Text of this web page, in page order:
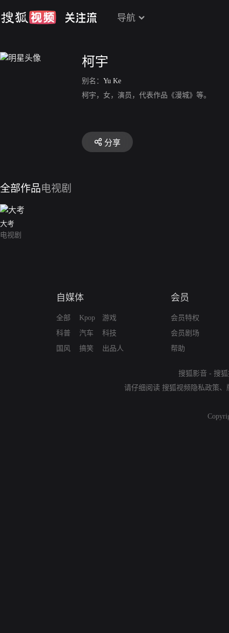
导航
柯宇
别名： Yu Ke
柯宇，女，演员，代表作品《漫城》等。
分享
全部作品电视剧
大考
电视剧
自媒体
全部
科普
国风
Kpop
汽车
搞笑
游戏
科技
出品人
会员
会员特权
会员剧场
帮助
搜狐影音 - 搜
请仔细阅读 搜狐视频隐私政策、